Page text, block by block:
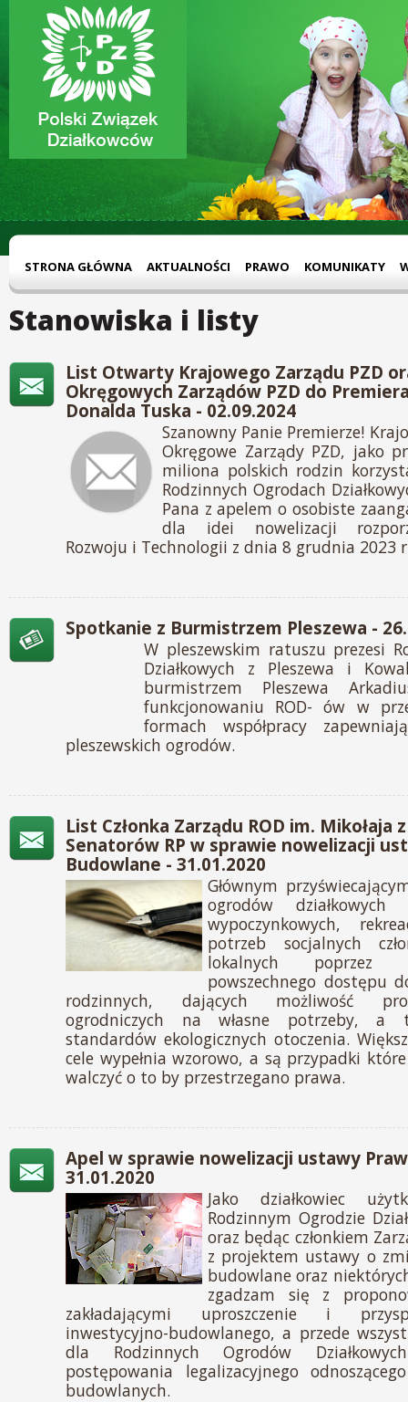
STRONA GŁÓWNA AKTUALNOŚCI PRAWO KOMUNIKATY
Stanowiska i listy
List Otwarty Krajowego Zarządu PZD
Okręgowych Zarządów PZD do
Donalda Tuska - 02.09.2024
Szanowny Panie Premierze!
Okręgowe Zarządy PZD, jako
miliona polskich rodzin
Rodzinnych Ogrodach
Pana z apelem o osobiste
dla idei nowelizacji
Rozwoju i Technologii z dnia 8 grudnia 2023
Spotkanie z Burmistrzem Pleszewa -
W pleszewskim ratuszu prezesi
Działkowych z Pleszewa i
burmistrzem Pleszewa
funkcjonowaniu ROD- ów w
formach współpracy
pleszewskich ogrodów.
List Członka Zarządu ROD im. Mikołaja
Senatorów RP w sprawie nowelizacji
Budowlane - 31.01.2020
Głównym
ogrodów działkowych
wypoczynkowych,
potrzeb socjalnych
lokalnych poprzez
powszechnego dostępu
rodzinnych, dających możliwość
ogrodniczych na własne potrzeby, a
standardów ekologicznych otoczenia.
cele wypełnia wzorowo, a są przypadki
walczyć o to by przestrzegano prawa.
Apel w sprawie nowelizacji ustawy
31.01.2020
Jako działkowiec
Rodzinnym Ogrodzie
oraz będąc członkiem
z projektem ustawy o
budowlane oraz
zgadzam się z
zakładającymi uproszczenie i
inwestycyjno-budowlanego, a przede
dla Rodzinnych Ogrodów
postępowania legalizacyjnego
budowlanych.